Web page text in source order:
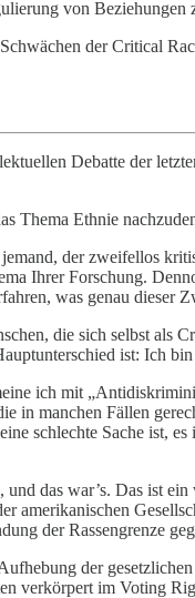
von Beziehungen
der Critical
Debatte der
Thema Ethnie
der zweifellos
Ihrer Forschung.
was genau dieser
die sich selbst als
ist: Ich
ich mit
in manchen Fällen
schlechte Sache ist,
das war’s. Das ist
amerikanischen
der Rassengrenze
der
verkörpert im Voting